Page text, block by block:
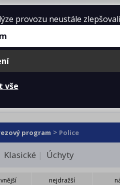
Reference Ke
program > Police
Klasické Úchyty
nejdražší
provozu neustále
vše